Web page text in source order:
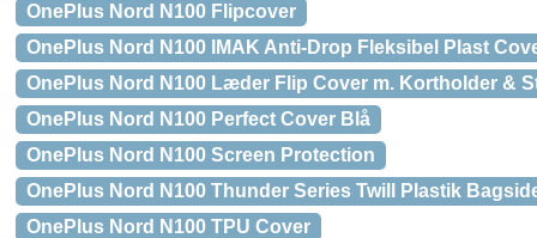
OnePlus Nord N100 Flipcover
OnePlus Nord N100 IMAK Anti-Drop Fleksibel Plast
OnePlus Nord N100 Læder Flip Cover m. Kortholder &
OnePlus Nord N100 Perfect Cover Blå
OnePlus Nord N100 Screen Protection
OnePlus Nord N100 Thunder Series Twill Plastik
OnePlus Nord N100 TPU Cover